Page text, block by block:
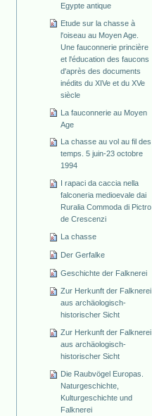
Egypte antique
Etude sur la chasse à
l'oiseau au Moyen Age.
Une fauconnerie princière
et l'éducation des faucons
d'après des documents
inédits du XIVe et du XVe
siècle
La fauconnerie au Moyen
Age
La chasse au vol au fil des
temps. 5 juin-23 octobre
1994
I rapaci da caccia nella
falconeria medioevale dai
Ruralia Commoda di Pictro
de Crescenzi
La chasse
Der Gerfalke
Geschichte der Falknerei
Zur Herkunft der Falknerei
aus archäologisch-
historischer Sicht
Zur Herkunft der Falknerei
aus archäologisch-
historischer Sicht
Die Raubvögel Europas.
Naturgeschichte,
Kulturgeschichte und
Falknerei